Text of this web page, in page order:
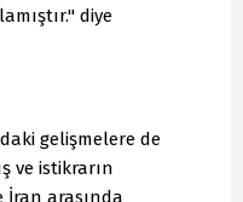
diye
gelişmelere de
ve istikrarın
İran arasında